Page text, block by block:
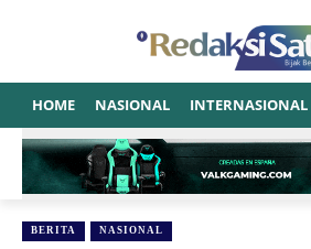
HOME NASIONAL INTERNASIONAL
BERITA NASIONAL